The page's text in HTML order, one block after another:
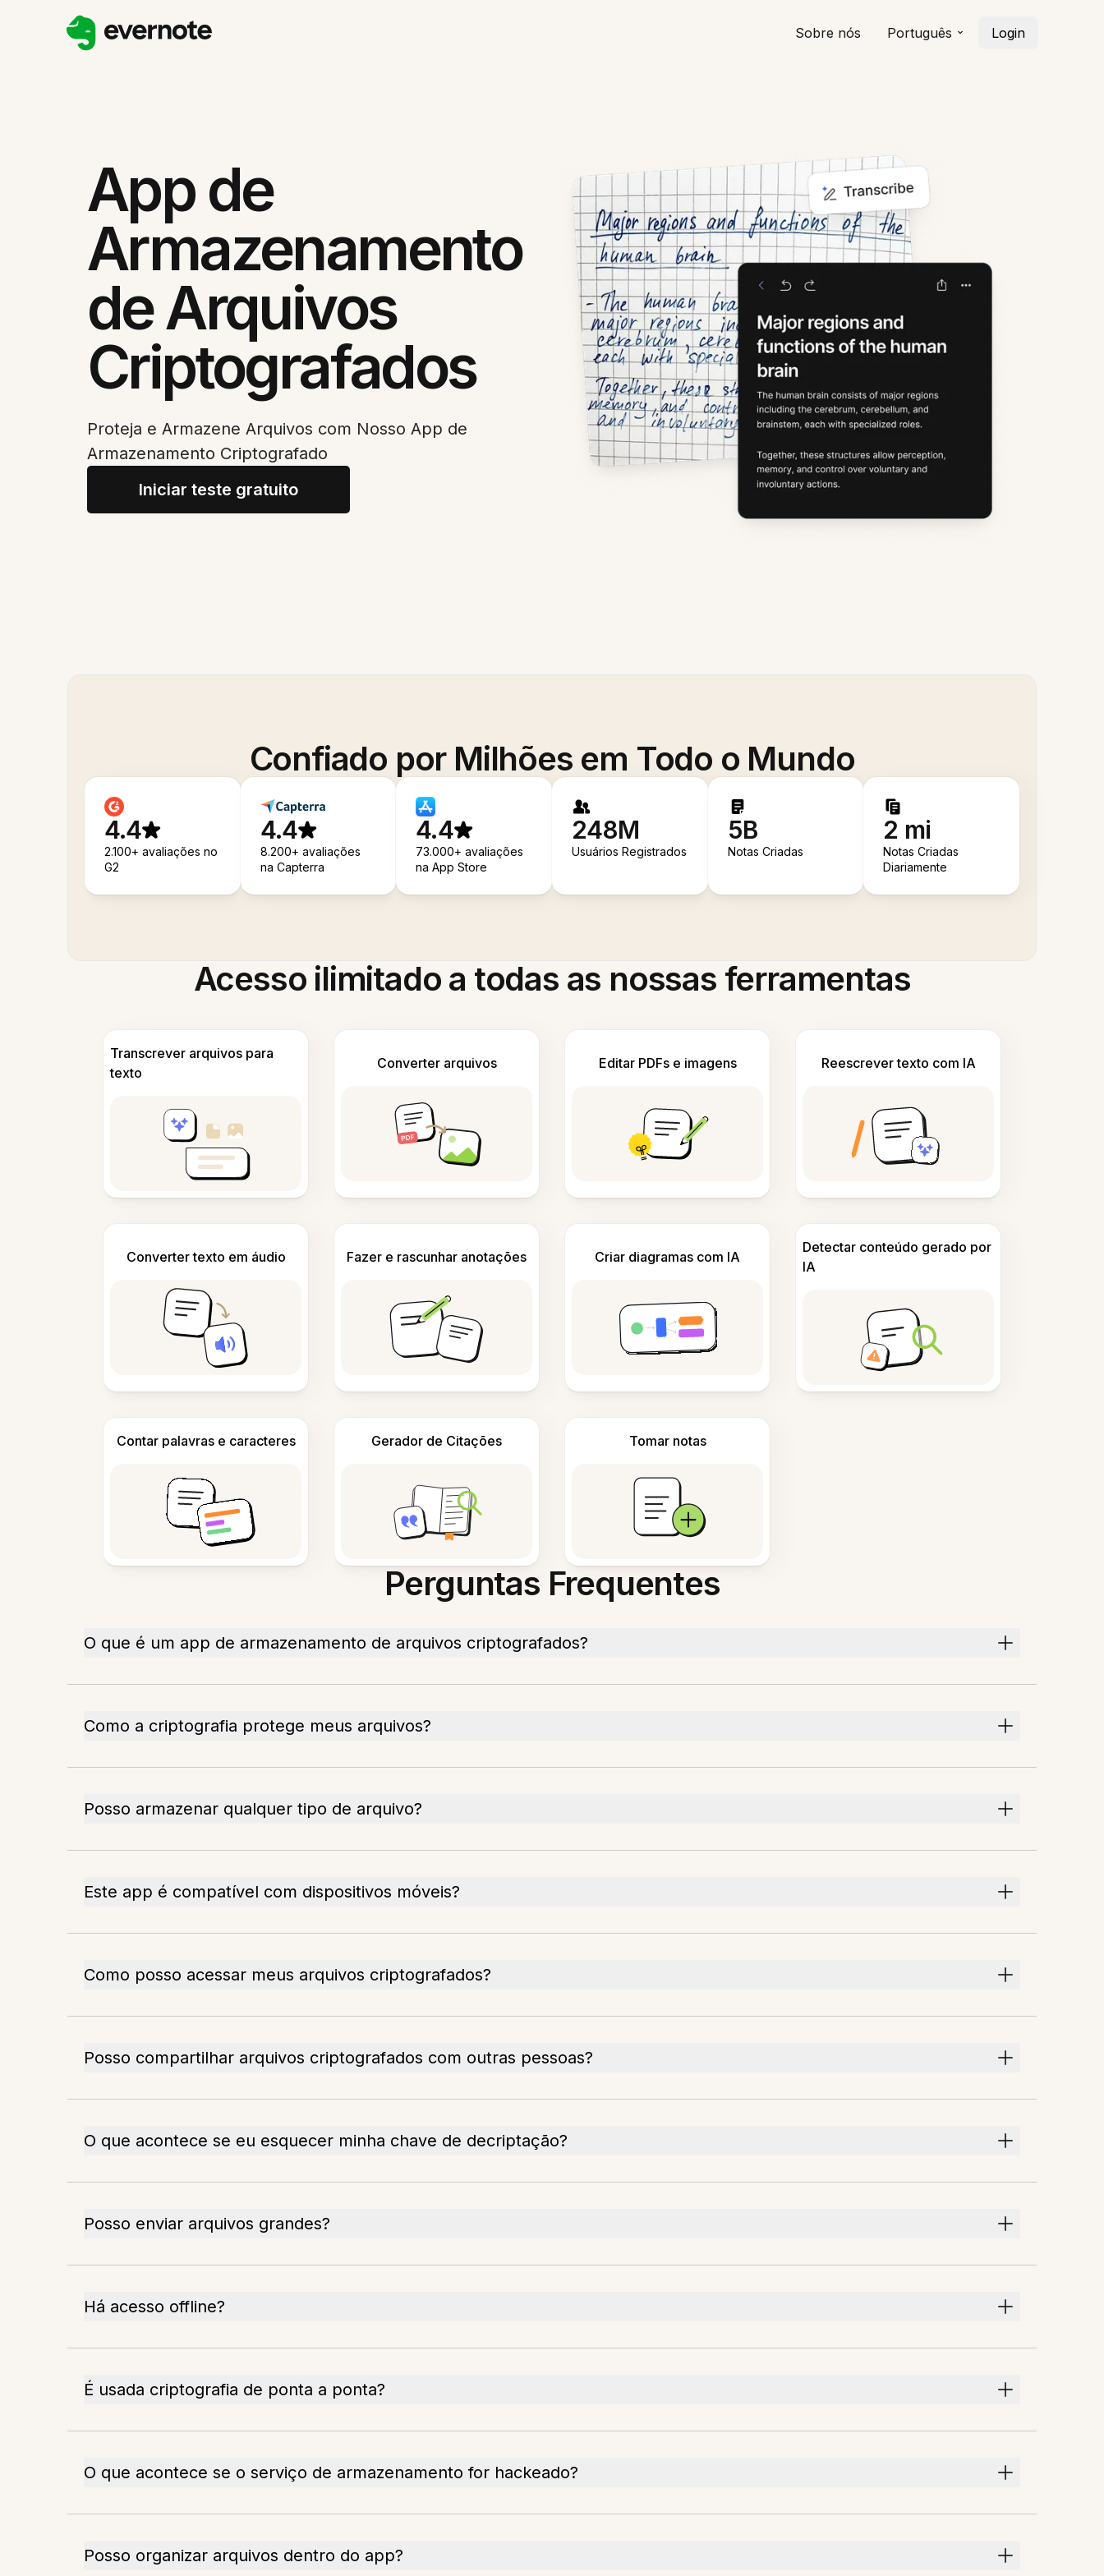
Sobre nós Português Login
App de
Armazenamento
de Arquivos
Criptografados
Proteja e Armazene Arquivos com Nosso App de
Armazenamento Criptografado
Iniciar teste gratuito
Confiado por Milhões em Todo o Mundo
4.4
2.100+ avaliações no
G2
4.4
8.200+ avaliações
na Capterra
4.4
73.000+ avaliações
na App Store
248M
Usuários Registrados
5B
Notas Criadas
2 mi
Notas Criadas
Diariamente
Acesso ilimitado a todas as nossas ferramentas
Transcrever arquivos para
texto
Converter arquivos Editar PDFs e imagens Reescrever texto com IA
Converter texto em áudio Fazer e rascunhar anotações Criar diagramas com IA
Detectar conteúdo gerado por
IA
Contar palavras e caracteres Gerador de Citações Tomar notas
Perguntas Frequentes
O que é um app de armazenamento de arquivos criptografados?
Como a criptografia protege meus arquivos?
Posso armazenar qualquer tipo de arquivo?
Este app é compatível com dispositivos móveis?
Como posso acessar meus arquivos criptografados?
Posso compartilhar arquivos criptografados com outras pessoas?
O que acontece se eu esquecer minha chave de decriptação?
Posso enviar arquivos grandes?
Há acesso offline?
É usada criptografia de ponta a ponta?
O que acontece se o serviço de armazenamento for hackeado?
Posso organizar arquivos dentro do app?